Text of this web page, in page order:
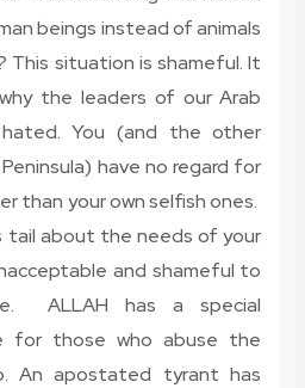
beings instead of animals
This situation is shameful. It
the leaders of our Arab
You (and the other
have no regard for
than your own selfish ones.
tail about the needs of your
and shameful to
ALLAH has a special
for those who abuse the
An apostated tyrant has